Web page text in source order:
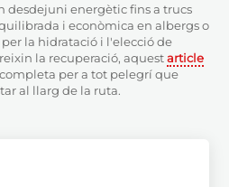
desdejuni energètic fins a trucs
i econòmica en albergs o
la hidratació i l'elecció de
la recuperació, aquestarticle
per a tot pelegrí que
al llarg de la ruta.